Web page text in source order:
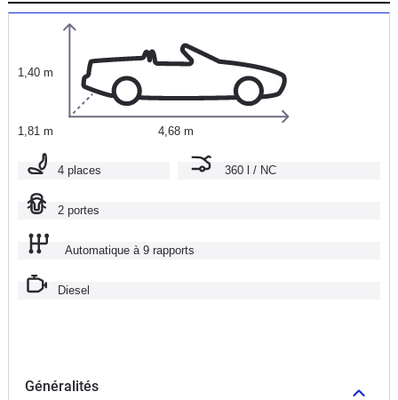
1,40 m
1,81 m 4,68 m
4 places 360 l / NC
2 portes
Automatique à 9 rapports
Diesel
Généralités